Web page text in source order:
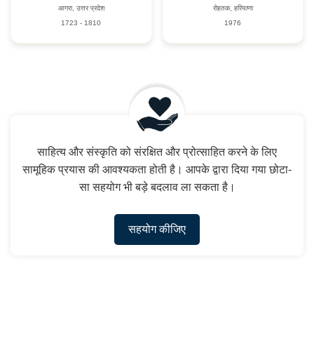
आगरा, उत्तर प्रदेश
1723 - 1810
रोहतक, हरियाणा
1976
साहित्य और संस्कृति को संरक्षित और प्रोत्साहित करने के लिए
सामूहिक प्रयास की आवश्यकता होती है। आपके द्वारा दिया गया छोटा-
सा सहयोग भी बड़े बदलाव ला सकता है।
सहयोग कीजिए